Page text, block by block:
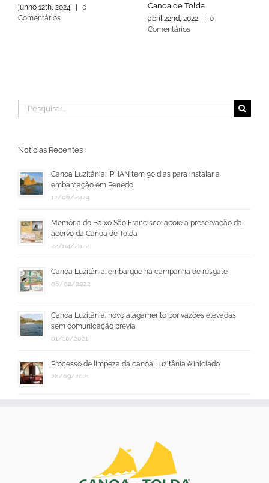
junho 12th, 2024 |
0
Comentários
Canoa de Tolda
abril 22nd, 2022 |
0
Comentários
Buscar
resultados
Notícias Recentes
Canoa Luzitânia: IPHAN tem 90 dias para instalar a
embarcação em Penedo
12/06/2024
Memória do Baixo São Francisco: apoie a preservação da
acervo da Canoa de Tolda
22/04/2022
Canoa Luzitânia: embarque na campanha de resgate
08/02/2022
Canoa Luzitânia: novo alagamento por vazões elevadas
sem comunicação prévia
01/10/2021
Processo de limpeza da canoa Luzitânia é iniciado
26/09/2021